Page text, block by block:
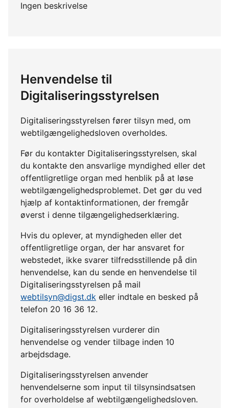
Ingen beskrivelse
Henvendelse til
Digitaliseringsstyrelsen
Digitaliseringsstyrelsen fører tilsyn med, om
webtilgængelighedsloven overholdes.
Før du kontakter Digitaliseringsstyrelsen, skal
du kontakte den ansvarlige myndighed eller det
offentligretlige organ med henblik på at løse
webtilgængelighedsproblemet. Det gør du ved
hjælp af kontaktinformationen, der fremgår
øverst i denne tilgængelighedserklæring.
Hvis du oplever, at myndigheden eller det
offentligretlige organ, der har ansvaret for
webstedet, ikke svarer tilfredsstillende på din
henvendelse, kan du sende en henvendelse til
Digitaliseringsstyrelsen på mail
webtilsyn@digst.dk eller indtale en besked på
telefon 20 16 36 12.
Digitaliseringsstyrelsen vurderer din
henvendelse og vender tilbage inden 10
arbejdsdage.
Digitaliseringsstyrelsen anvender
henvendelserne som input til tilsynsindsatsen
for overholdelse af webtilgængelighedsloven.